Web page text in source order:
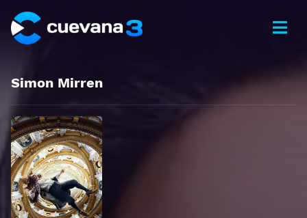
Simon Mirren